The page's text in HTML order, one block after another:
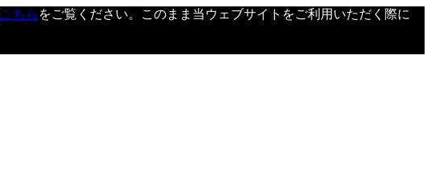
こちら をご覧ください。このまま当ウェブサイトをご利用いただく際に